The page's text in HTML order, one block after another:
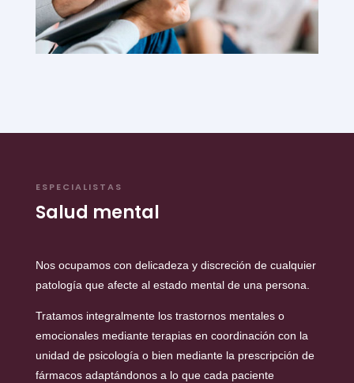
ESPECIALISTAS
Salud mental
Nos ocupamos con delicadeza y discreción de cualquier
patología que afecte al estado mental de una persona.
Tratamos integralmente los trastornos mentales o
emocionales mediante terapias en coordinación con la
unidad de psicología o bien mediante la prescripción de
fármacos adaptándonos a lo que cada paciente